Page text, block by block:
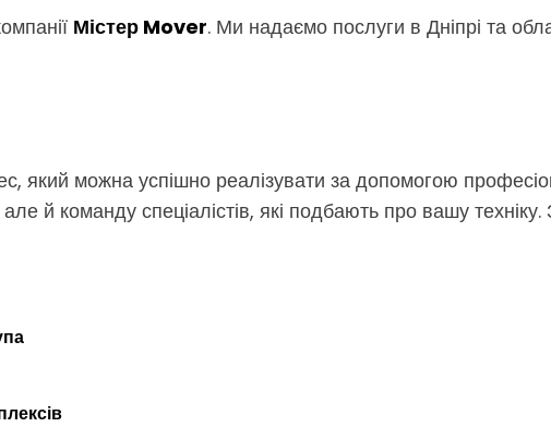
Містер Mover. Ми надаємо послуги в Дніпрі та
можна успішно реалізувати за допомогою
й команду спеціалістів, які подбають про вашу